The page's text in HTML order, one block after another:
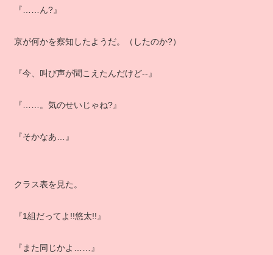
『……ん?』
京が何かを察知したようだ。（したのか?）
『今、叫び声が聞こえたんだけど‐‐』
『……。気のせいじゃね?』
『そかなあ…』
クラス表を見た。
『1組だってよ!!悠太!!』
『また同じかよ……』